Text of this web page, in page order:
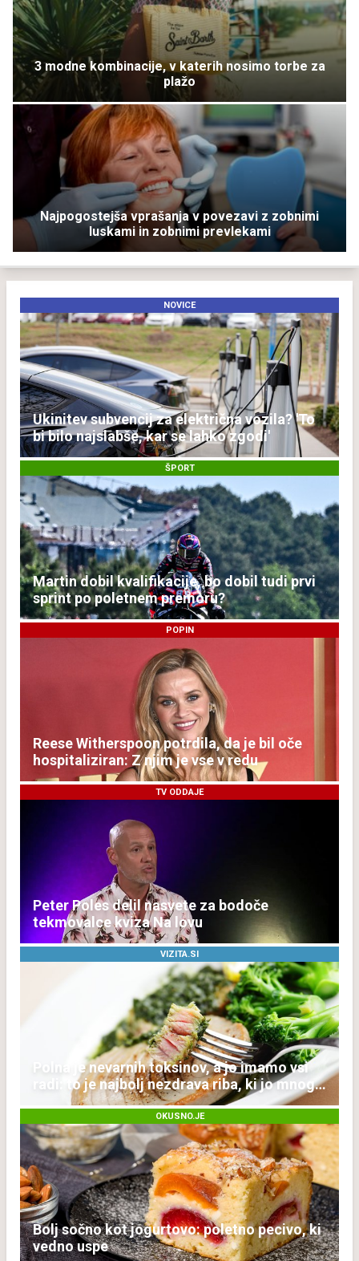
3 modne kombinacije, v katerih nosimo torbe za
plažo
Najpogostejša vprašanja v povezavi z zobnimi
luskami in zobnimi prevlekami
NOVICE
Ukinitev subvencij za električna vozila? 'To
bi bilo najslabše, kar se lahko zgodi'
ŠPORT
Martin dobil kvalifikacije, bo dobil tudi prvi
sprint po poletnem premoru?
POPIN
Reese Witherspoon potrdila, da je bil oče
hospitaliziran: Z njim je vse v redu
TV ODDAJE
Peter Poles delil nasvete za bodoče
tekmovalce kviza Na lovu
VIZITA.SI
Polna je nevarnih toksinov, a jo imamo vsi
radi: to je najbolj nezdrava riba, ki jo mnogi
redno uživajo
OKUSNO.JE
Bolj sočno kot jogurtovo: poletno pecivo, ki
vedno uspe